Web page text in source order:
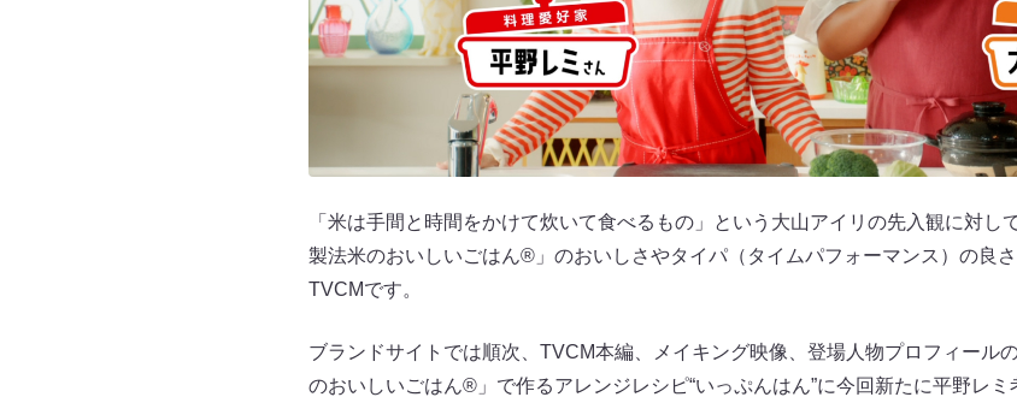
「米は手間と時間をかけて炊いて食べるもの」という大山アイリの先入観に対し
製法米のおいしいごはん®」のおいしさやタイパ（タイムパフォーマンス）の良
TVCMです。
ブランドサイトでは順次、TVCM本編、メイキング映像、登場人物プロフィール
のおいしいごはん®」で作るアレンジレシピ“いっぷんはん”に今回新たに平野レ